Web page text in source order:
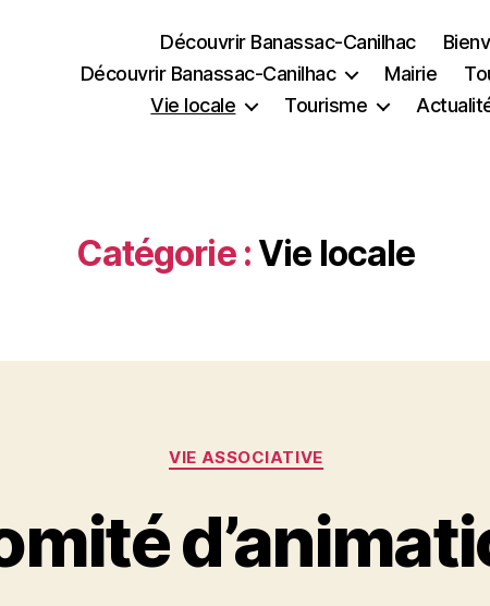
Découvrir Banassac-Canilhac
Découvrir Banassac-Canilhac
Mairie
Vie locale
Tourisme
Catégorie : Vie locale
Catégories
VIE ASSOCIATIVE